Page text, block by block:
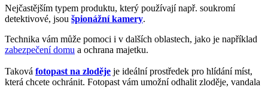
Nejčastějším typem produktu, který používají např. soukromí
detektivové, jsou špionážní kamery.
Technika vám může pomoci i v dalších oblastech, jako je například
zabezpečení domu a ochrana majetku.
Taková fotopast na zloděje je ideální prostředek pro hlídání míst,
která chcete ochránit. Fotopast vám umožní odhalit zloděje, vandala